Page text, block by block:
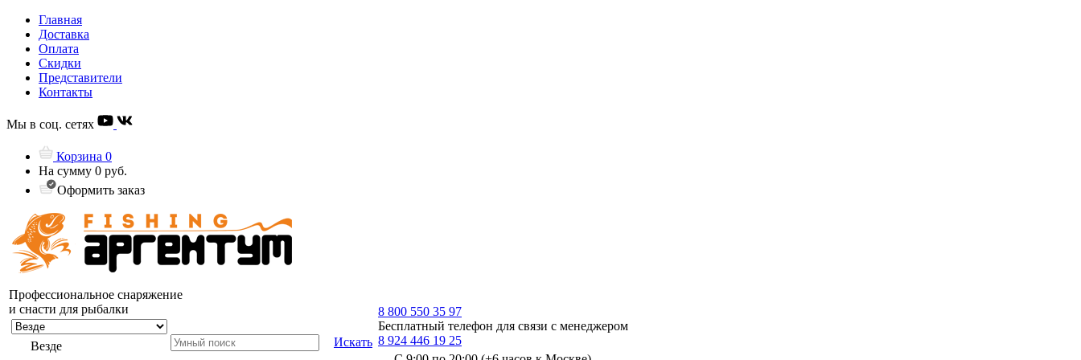
Главная
Доставка
Оплата
Скидки
Представители
Контакты
Мы в соц. сетях
Корзина 0
На сумму 0 руб.
Оформить заказ
Профессиональное снаряжение
и снасти для рыбалки
Везде Искать
8 800 550 35 97
Бесплатный телефон для связи с менеджером
8 924 446 19 25